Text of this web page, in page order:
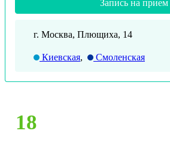
Запись на прием
г. Москва, Плющиха, 14
Киевская, Смоленская
18